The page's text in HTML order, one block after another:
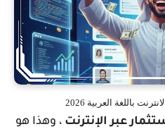
باللغة العربية 2026
عبر الإنترنت ، وهذا هو